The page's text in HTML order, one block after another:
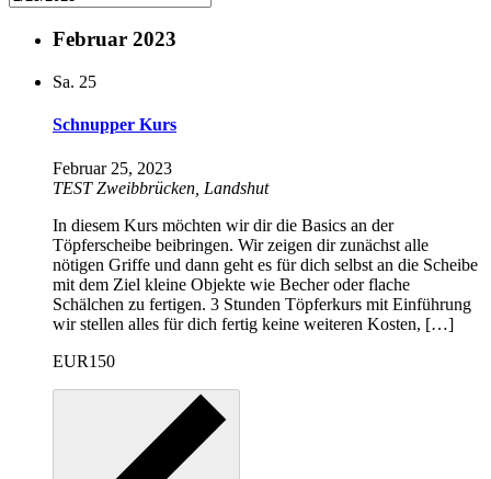
Februar 2023
Sa. 25
Schnupper Kurs
Februar 25, 2023
TESTZweibbrücken, Landshut
In diesem Kurs möchten wir dir die Basics an der
Töpferscheibe beibringen. Wir zeigen dir zunächst alle
nötigen Griffe und dann geht es für dich selbst an die Scheibe
mit dem Ziel kleine Objekte wie Becher oder flache
Schälchen zu fertigen. 3 Stunden Töpferkurs mit Einführung
wir stellen alles für dich fertig keine weiteren Kosten, […]
EUR150